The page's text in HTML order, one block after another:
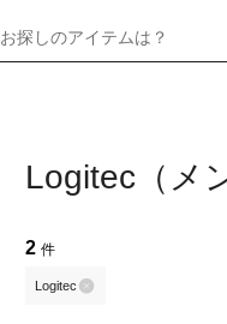
お探しのアイテムは？
Logitec（メ
2 件
Logitec